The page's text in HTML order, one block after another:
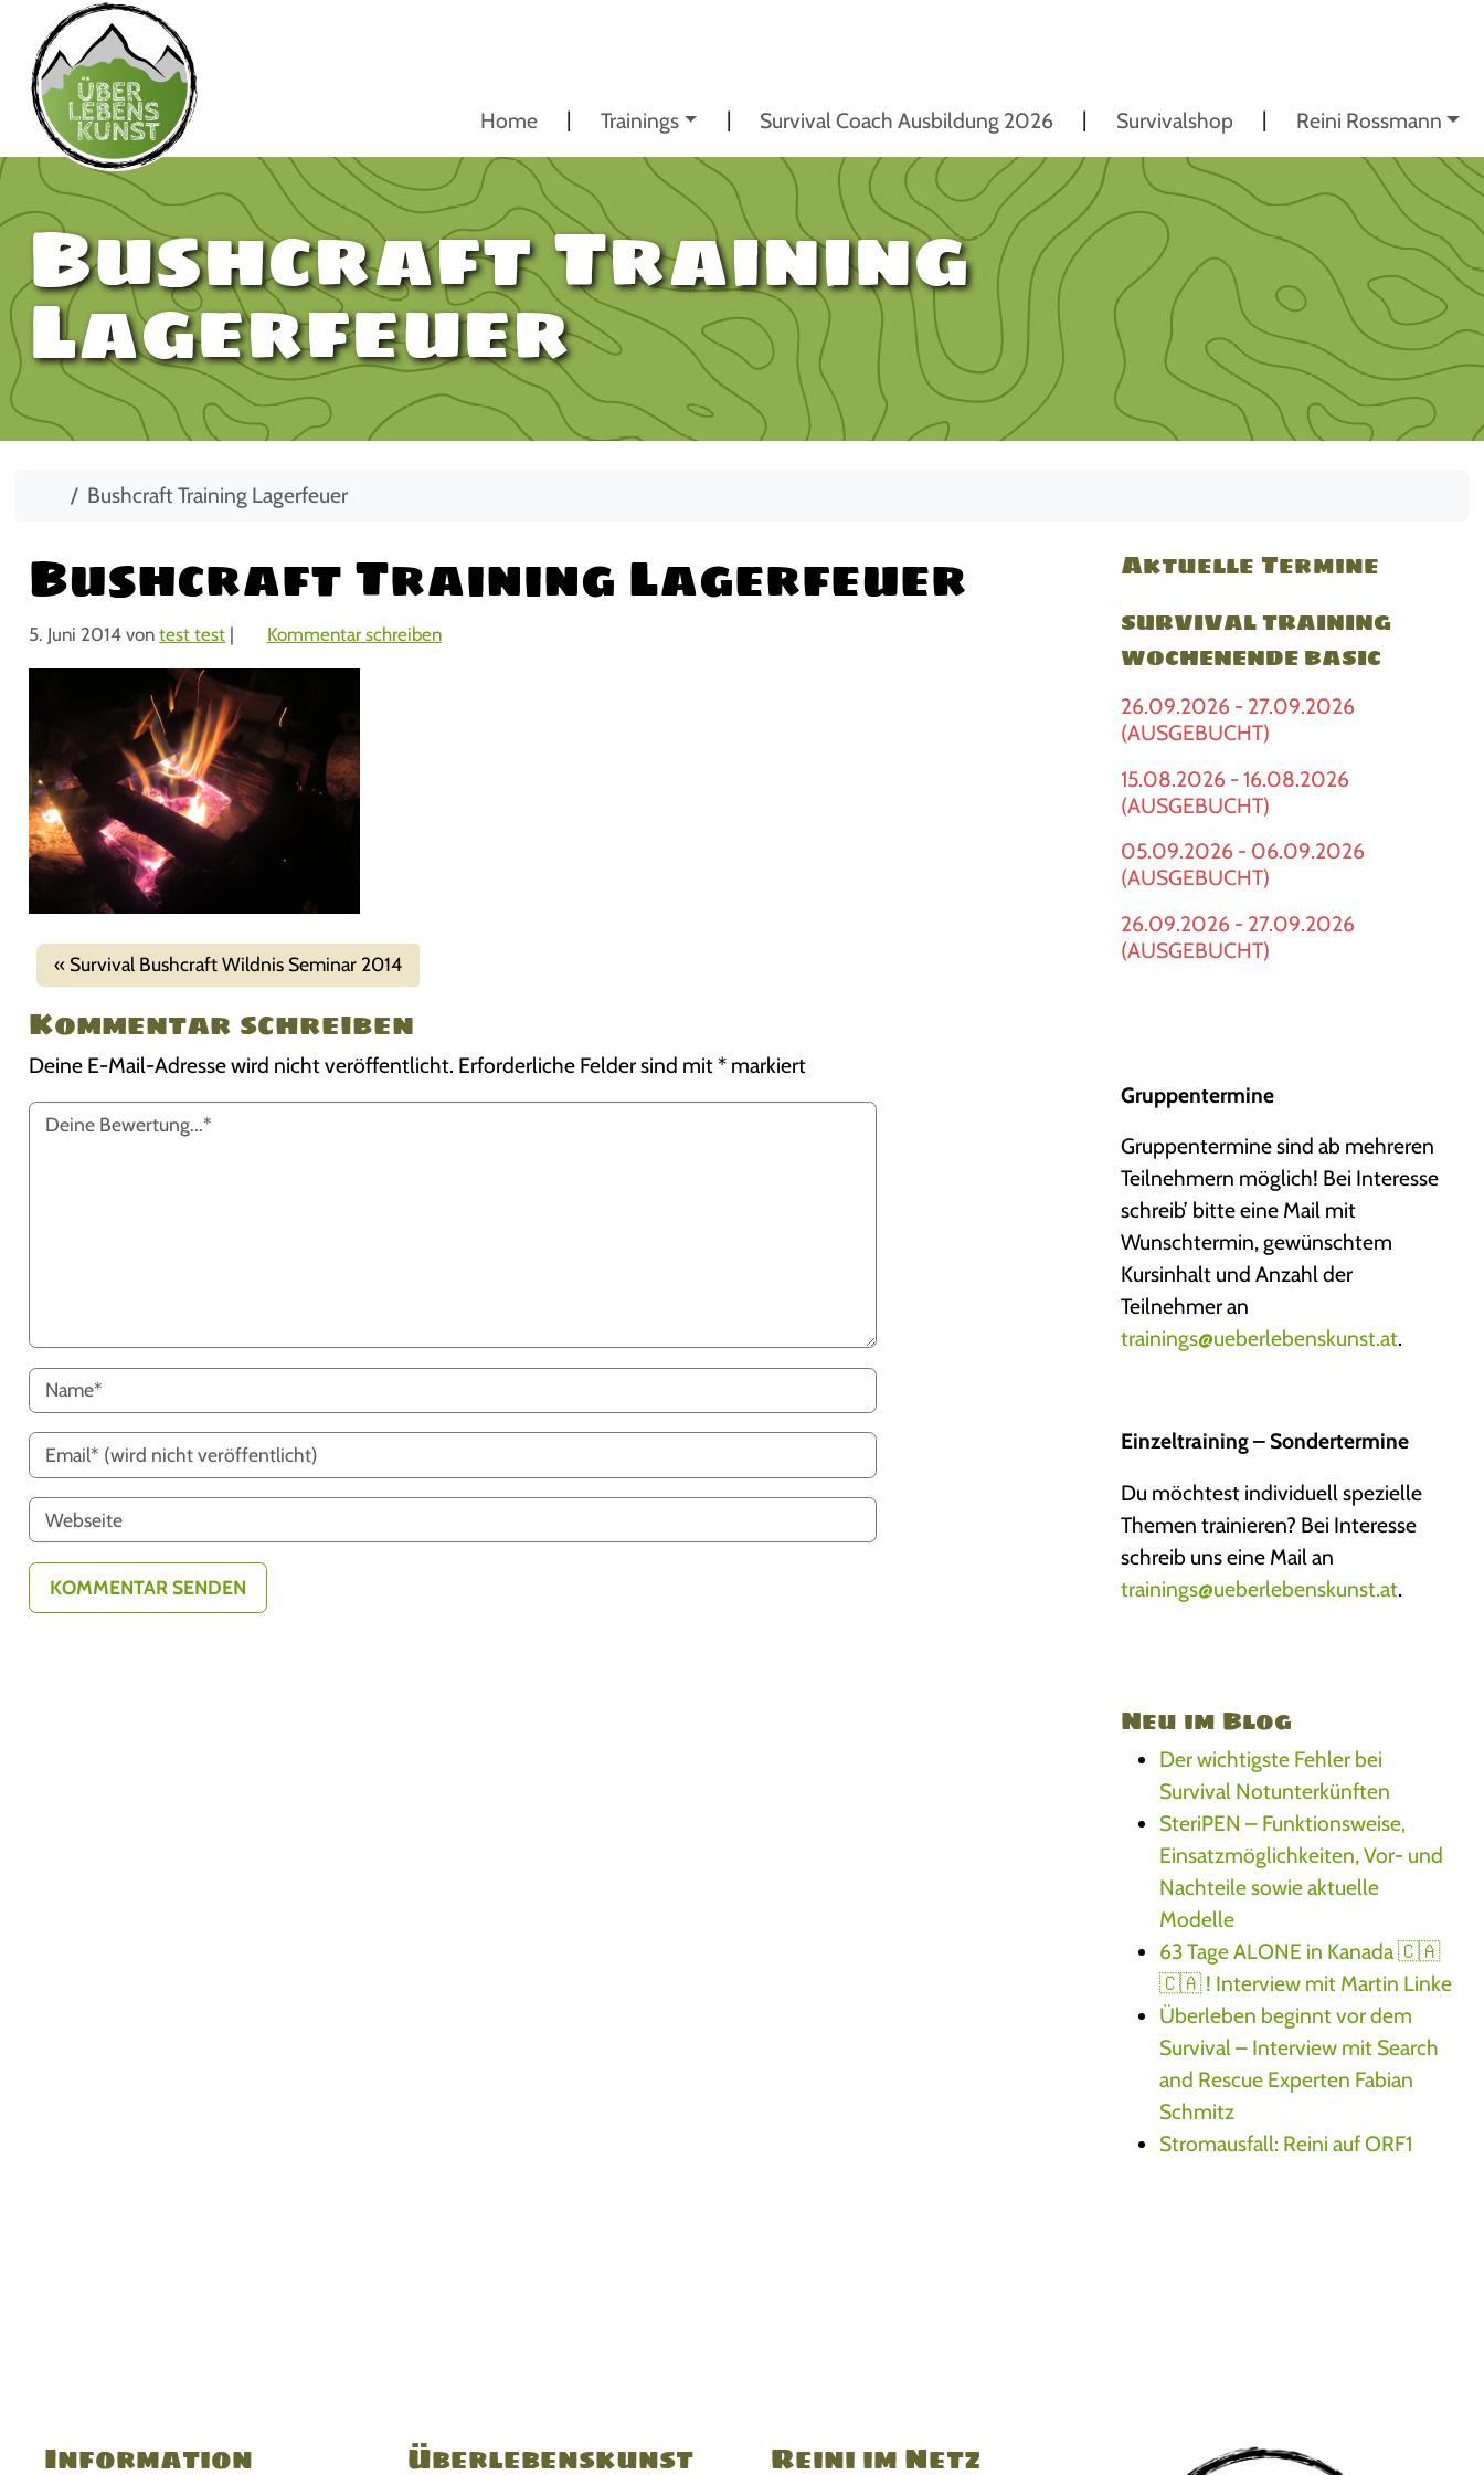
Home Trainings Survival Coach Ausbildung 2026 Survivalshop Reini Rossmann
Bushcraft Training
Lagerfeuer
StartBushcraft Training Lagerfeuer
Bushcraft Training Lagerfeuer
5. Juni 2014 vontest test | Kommentar schreiben
Survival Bushcraft Wildnis Seminar 2014
Kommentar schreiben
Deine E-Mail-Adresse wird nicht veröffentlicht. Erforderliche Felder sind mit* markiert
Aktuelle Termine
SURVIVAL TRAINING
WOCHENENDE BASIC
26.09.2026 - 27.09.2026
(AUSGEBUCHT)
15.08.2026 - 16.08.2026
(AUSGEBUCHT)
05.09.2026 - 06.09.2026
(AUSGEBUCHT)
26.09.2026 - 27.09.2026
(AUSGEBUCHT)
Gruppentermine
Gruppentermine sind ab mehreren
Teilnehmern möglich! Bei Interesse
schreib’ bitte eine Mail mit
Wunschtermin, gewünschtem
Kursinhalt und Anzahl der
Teilnehmer an
trainings@ueberlebenskunst.at.
Einzeltraining – Sondertermine
Du möchtest individuell spezielle
Themen trainieren? Bei Interesse
schreib uns eine Mail an
trainings@ueberlebenskunst.at.
Neu im Blog
Der wichtigste Fehler bei
Survival Notunterkünften
SteriPEN – Funktionsweise,
Einsatzmöglichkeiten, Vor- und
Nachteile sowie aktuelle
Modelle
63 Tage ALONE in Kanada 🇨🇦
🇨🇦 ! Interview mit Martin Linke
Überleben beginnt vor dem
Survival – Interview mit Search
and Rescue Experten Fabian
Schmitz
Stromausfall: Reini auf ORF1
Information Überlebenskunst Reini im Netz